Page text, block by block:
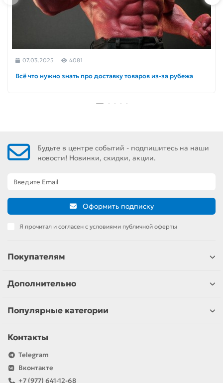
07.03.2025 4081
Всё что нужно знать про доставку товаров из-за рубежа
Будьте в центре событий - подпишитесь на наши
новости! Новинки, скидки, акции.
Оформить подписку
Я прочитал и согласен с условиями публичной оферты
Покупателям
Дополнительно
Популярные категории
Контакты
Telegram
Вконтакте
+7 (977) 641-12-68